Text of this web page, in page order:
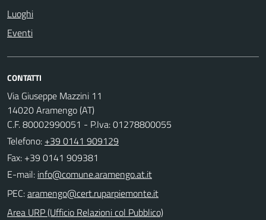
Luoghi
Eventi
CONTATTI
Via Giuseppe Mazzini 11
14020 Aramengo (AT)
C.F. 80002990051 - P.Iva: 01278800055
Telefono: +39 0141 909129
Fax: +39 0141 909381
E-mail:
PEC:
Area URP (Ufficio Relazioni col Pubblico)